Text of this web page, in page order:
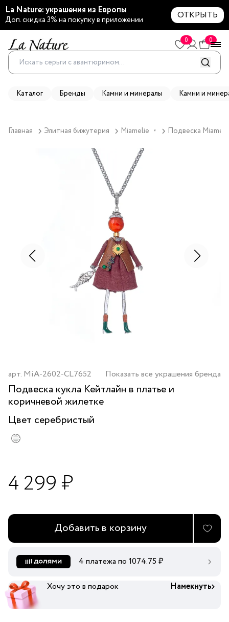
La Nature: украшения из Европы
Доп. скидка 3% на покупку в приложении ОТКРЫТЬ
0 0
Каталог Бренды Камни и минералы Камни и
Главная Элитная бижутерия Miamelie ▼ Подвеска
арт. MiA-2602-CL7652 Показать все украшения бренда
Подвеска кукла Кейтлайн в платье и
коричневой жилетке
Цвет серебристый
4 299 ₽
Добавить в корзину
4 платежа по 1074.75 ₽
Хочу это в подарок Намекнуть